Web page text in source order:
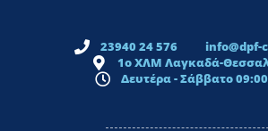
23940 24 576
info@dpf-
1ο ΧΛΜ Λαγκαδά-
Δευτέρα - Σάββατο